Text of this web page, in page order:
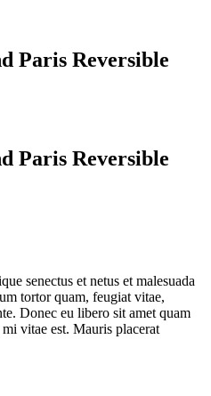
Paris Reversible
Paris Reversible
senectus et netus et malesuada
tortor quam, feugiat vitae,
Donec eu libero sit amet quam
vitae est. Mauris placerat